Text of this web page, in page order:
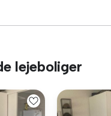
lejeboliger